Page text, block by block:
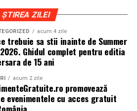
Peroni Nastro Azzurro, Ursus,
Gin, Jack Daniel’s, Mega
Days, alpro, Transalpina, vitamin
Bucharest Business School,
Sensodyne, InterContinental
Secom.
de pe summerwell.ro,
ȘTIREA ZILEI
acum 4 zile
trebuie sa stii inainte de Summer
Ghidul complet pentru editia
de 15 ani
acum 2 zile
promovează
evenimentele cu acces gratuit